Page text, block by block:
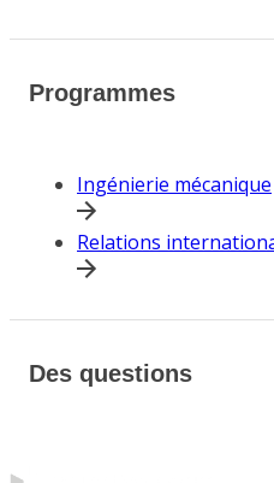
Programmes
Ingénierie mécanique
Relations
Des questions